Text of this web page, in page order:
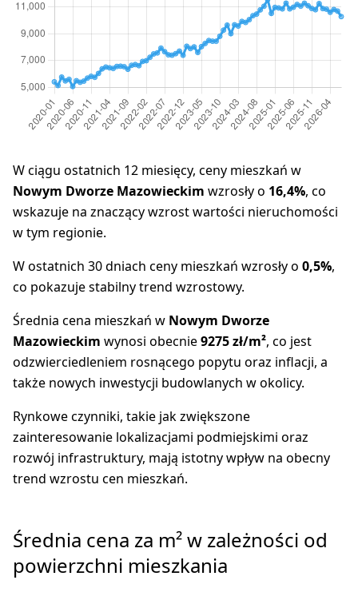
W ciągu ostatnich 12 miesięcy, ceny mieszkań w
Nowym Dworze Mazowieckim wzrosły o 16,4%, co
wskazuje na znaczący wzrost wartości nieruchomości
w tym regionie.
W ostatnich 30 dniach ceny mieszkań wzrosły o 0,5%,
co pokazuje stabilny trend wzrostowy.
Średnia cena mieszkań w Nowym Dworze
Mazowieckim wynosi obecnie9275 zł/m², co jest
odzwierciedleniem rosnącego popytu oraz inflacji, a
także nowych inwestycji budowlanych w okolicy.
Rynkowe czynniki, takie jak zwiększone
zainteresowanie lokalizacjami podmiejskimi oraz
rozwój infrastruktury, mają istotny wpływ na obecny
trend wzrostu cen mieszkań.
Średnia cena za m² w zależności od
powierzchni mieszkania